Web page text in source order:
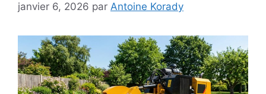
janvier 6, 2026 par Antoine Korady